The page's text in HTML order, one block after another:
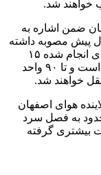
خواهند شد.
ضمن اشاره به
اصفهان گفت: این شهرک ۱۵ سال پیش مصوبه داشته
اما اجرایی نشده اما در سال جاری با پیگیری‌های انجام شده ۱۵
آذرماه موعد تحویل زمین این شهرک تخصصی است و تا ۹۰ واحد
خواهند شد.
هوای اصفهان
به فصل سرد
بیشتری گرفته